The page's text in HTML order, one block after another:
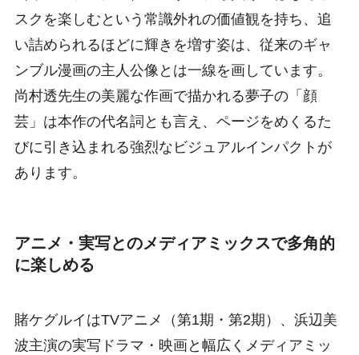
スクを楽しむという常識外れの価値観を持ち、追
い詰められるほどに輝きを増す姿は、従来のギャ
ンブル漫画の主人公像とは一線を画しています。
尚村透先生の美麗な作画で描かれる夢子の「顔
芸」は本作の代名詞とも言え、ページをめくるた
びに引き込まれる強烈なビジュアルインパクトが
あります。
アニメ・実写とのメディアミックスで多角的
に楽しめる
賭ケグルイはTVアニメ（第1期・第2期）、浜辺美
波主演の実写ドラマ・映画と幅広くメディアミッ